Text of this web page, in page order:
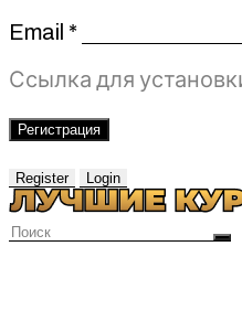
Email *Обязательно
Ссылка для
Регистрация
Register Login